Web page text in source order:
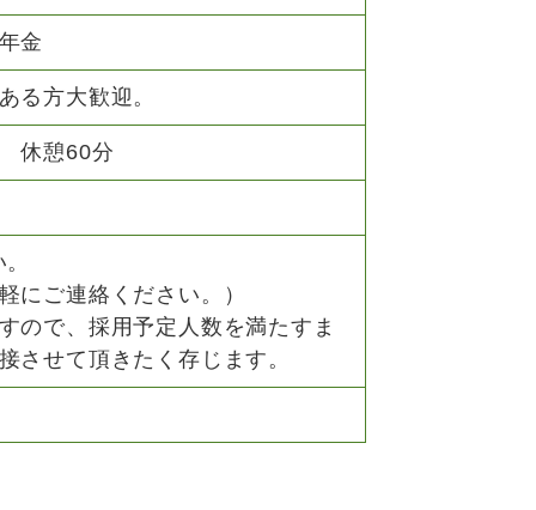
金
る方大歓迎。
休憩60分
にご連絡ください。）
ので、採用予定人数を満たすま
させて頂きたく存じます。